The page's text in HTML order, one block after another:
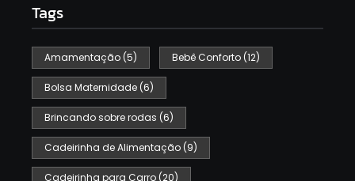
Tags
Amamentação (5) Bebê Conforto (12)
Bolsa Maternidade (6)
Brincando sobre rodas (6)
Cadeirinha de Alimentação (9)
Cadeirinha para Carro (20)